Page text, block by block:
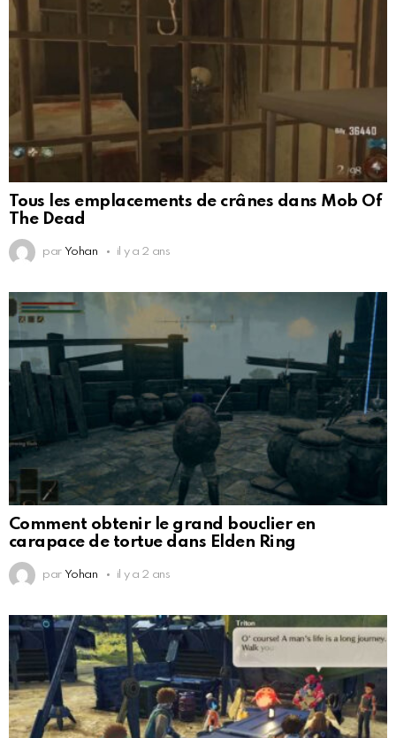
Tous les emplacements de crânes dans Mob Of
The Dead
par Yohan il y a 2 ans
Comment obtenir le grand bouclier en
carapace de tortue dans Elden Ring
par Yohan il y a 2 ans